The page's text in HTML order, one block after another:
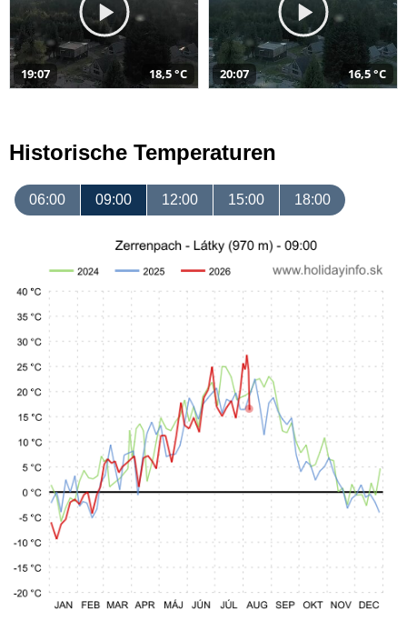
19:07 18,5 °C 20:07 16,5 °C
Historische Temperaturen
06:00 09:00 12:00 15:00 18:00